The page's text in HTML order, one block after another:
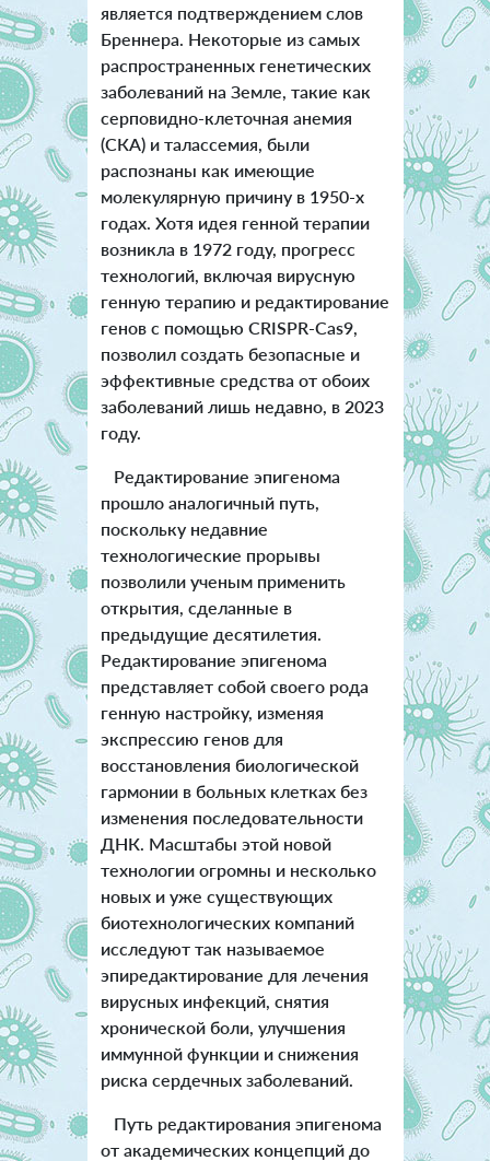
является подтверждением слов
Бреннера. Некоторые из самых
распространенных генетических
заболеваний на Земле, такие как
серповидно-клеточная анемия
(СКА) и талассемия, были
распознаны как имеющие
молекулярную причину в 1950-х
годах. Хотя идея генной терапии
возникла в 1972 году, прогресс
технологий, включая вирусную
генную терапию и редактирование
генов с помощью CRISPR-Cas9,
позволил создать безопасные и
эффективные средства от обоих
заболеваний лишь недавно, в 2023
году.
Редактирование эпигенома
прошло аналогичный путь,
поскольку недавние
технологические прорывы
позволили ученым применить
открытия, сделанные в
предыдущие десятилетия.
Редактирование эпигенома
представляет собой своего рода
генную настройку, изменяя
экспрессию генов для
восстановления биологической
гармонии в больных клетках без
изменения последовательности
ДНК. Масштабы этой новой
технологии огромны и несколько
новых и уже существующих
биотехнологических компаний
исследуют так называемое
эпиредактирование для лечения
вирусных инфекций, снятия
хронической боли, улучшения
иммунной функции и снижения
риска сердечных заболеваний.
Путь редактирования эпигенома
от академических концепций до